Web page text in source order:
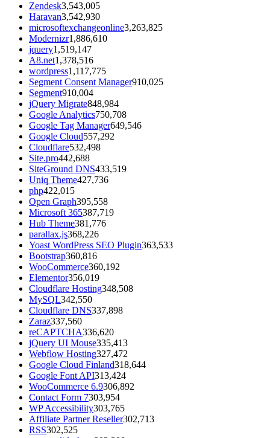
Zendesk3,543,005
Haravan3,542,930
microsoftexchangeonline3,263,825
Modernizr1,886,610
jquery1,519,147
A8.net1,378,516
wordpress1,117,775
Segment Consent Manager910,025
Segment910,004
jQuery Migrate848,984
Google Analytics750,708
Google Tag Manager649,546
Google Cloud557,292
Cloudflare532,498
Site.pro442,688
SiteGround DNS433,519
Uniq Theme427,736
php422,015
Open Graph395,558
Microsoft 365387,719
Hub Theme381,776
parallax.js368,226
Yoast WordPress SEO Plugin363,533
Bootstrap360,816
WooCommerce360,192
Elementor356,019
Cloudflare Hosting348,508
MySQL342,550
Cloudflare DNS337,898
Zaraz337,560
reCAPTCHA336,620
jQuery UI Mouse335,413
Webflow Hosting327,472
Google Cloud Finland318,644
Google Font API313,424
WooCommerce 6.9306,892
Contact Form 7303,954
WP Accessibility303,765
Affiliate Partner Reseller302,713
RSS302,525